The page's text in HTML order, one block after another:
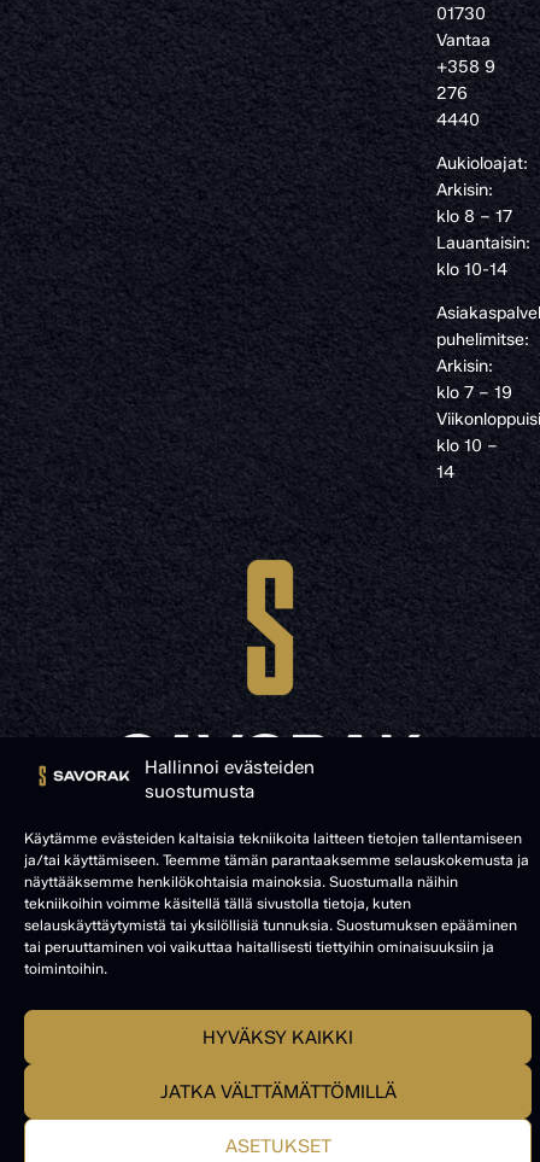
Hallinnoi evästeiden
suostumusta
Käytämme evästeiden kaltaisia tekniikoita laitteen tietojen tallentamiseen
ja/tai käyttämiseen. Teemme tämän parantaaksemme selauskokemusta ja
näyttääksemme henkilökohtaisia mainoksia. Suostumalla näihin
tekniikoihin voimme käsitellä tällä sivustolla tietoja, kuten
selauskäyttäytymistä tai yksilöllisiä tunnuksia. Suostumuksen epääminen
tai peruuttaminen voi vaikuttaa haitallisesti tiettyihin ominaisuuksiin ja
toimintoihin.
HYVÄKSY KAIKKI
JATKA VÄLTTÄMÄTTÖMILLÄ
ASETUKSET
01730
Vantaa
+358 9
276
4440
Aukioloajat:
Arkisin:
klo 8 – 17
Lauantaisin:
klo 10-14
puhelimitse:
Arkisin:
klo 7 – 19
klo 10 –
14